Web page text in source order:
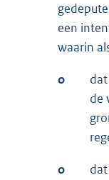
een
waarin
o
de
o